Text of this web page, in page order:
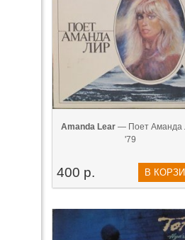
Amanda Lear— Поет Аманда
'79
400 р. В